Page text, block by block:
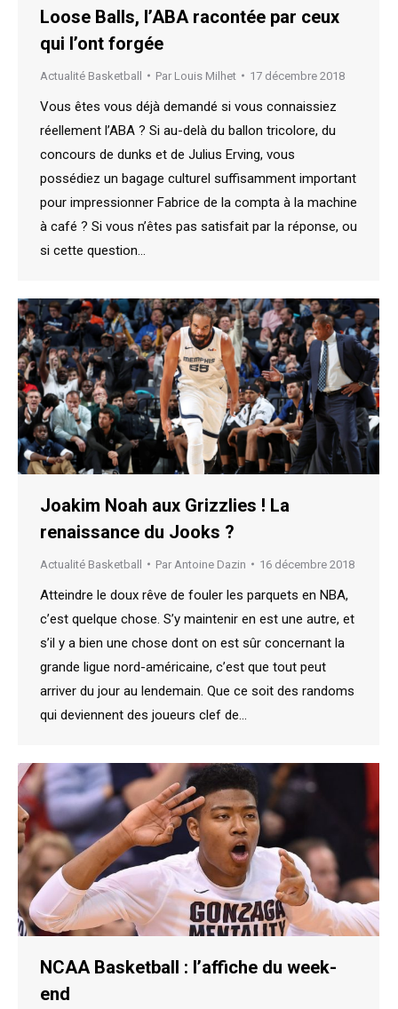
Loose Balls, l’ABA racontée par ceux
qui l’ont forgée
Actualité Basketball Par Louis Milhet 17 décembre 2018
Vous êtes vous déjà demandé si vous connaissiez
réellement l’ABA ? Si au-delà du ballon tricolore, du
concours de dunks et de Julius Erving, vous
possédiez un bagage culturel suffisamment important
pour impressionner Fabrice de la compta à la machine
à café ? Si vous n’êtes pas satisfait par la réponse, ou
si cette question…
Joakim Noah aux Grizzlies ! La
renaissance du Jooks ?
Actualité Basketball Par Antoine Dazin 16 décembre 2018
Atteindre le doux rêve de fouler les parquets en NBA,
c’est quelque chose. S’y maintenir en est une autre, et
s’il y a bien une chose dont on est sûr concernant la
grande ligue nord-américaine, c’est que tout peut
arriver du jour au lendemain. Que ce soit des randoms
qui deviennent des joueurs clef de…
NCAA Basketball : l’affiche du week-
end